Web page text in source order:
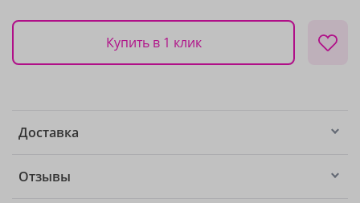
Купить в 1 клик
Доставка
Отзывы